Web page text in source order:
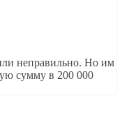
неправильно. Но им
сумму в 200 000